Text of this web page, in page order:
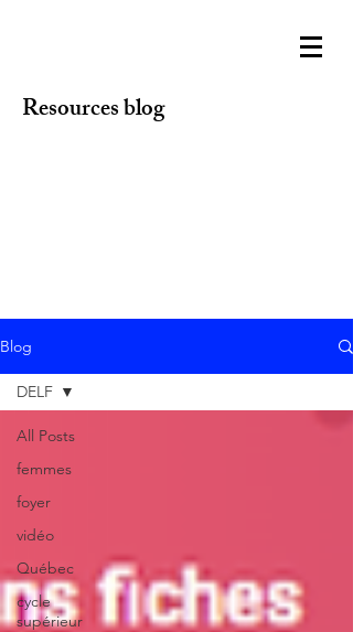
Resources blog
Blog
All Posts
femmes
foyer
vidéo
Québec
cycle
supérieur
DELF